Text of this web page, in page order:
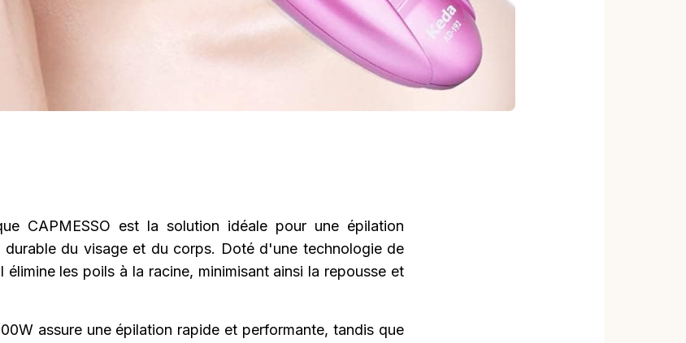
CAPMESSO est la solution idéale pour une épilation
du visage et du corps. Doté d'une technologie de
élimine les poils à la racine, minimisant ainsi la repousse et
assure une épilation rapide et performante, tandis que